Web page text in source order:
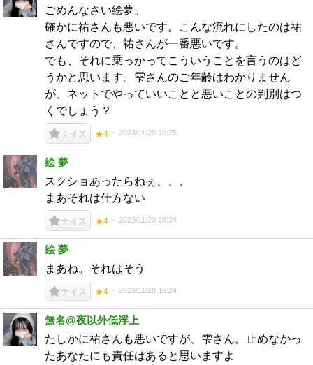
ごめんなさい絵夢。
確かに祐さんも悪いです。こんな流れにしたのは祐
さんですので、祐さんが一番悪いです。
でも、それに乗っかってこういうことを言うのはど
うかと思います。雫さんのご年齢はわかりません
が、ネットでやっていいことと悪いことの判別はつ
くでしょう？
ナイス ★4 2023/11/20 16:25
絵 夢
スクショあったらねぇ、、、
まあそれは仕方ない
ナイス ★4 2023/11/20 16:24
絵 夢
まあね。それはそう
ナイス ★4 2023/11/20 16:24
無名@夜以外低浮上
たしかに祐さんも悪いですが、雫さん。止めなかっ
たあなたにも責任はあると思いますよ